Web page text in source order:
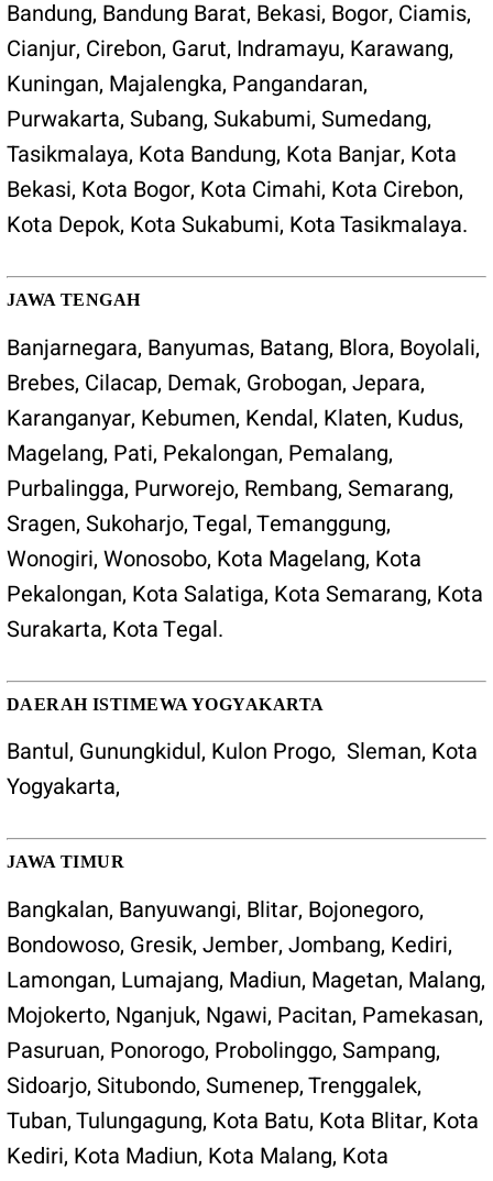
Bandung, Bandung Barat, Bekasi, Bogor, Ciamis,
Cianjur, Cirebon, Garut, Indramayu, Karawang,
Kuningan, Majalengka, Pangandaran,
Purwakarta, Subang, Sukabumi, Sumedang,
Tasikmalaya, Kota Bandung, Kota Banjar, Kota
Bekasi, Kota Bogor, Kota Cimahi, Kota Cirebon,
Kota Depok, Kota Sukabumi, Kota Tasikmalaya.
JAWA TENGAH
Banjarnegara, Banyumas, Batang, Blora, Boyolali,
Brebes, Cilacap, Demak, Grobogan, Jepara,
Karanganyar, Kebumen, Kendal, Klaten, Kudus,
Magelang, Pati, Pekalongan, Pemalang,
Purbalingga, Purworejo, Rembang, Semarang,
Sragen, Sukoharjo,Tegal,Temanggung,
Wonogiri, Wonosobo, Kota Magelang, Kota
Pekalongan, Kota Salatiga, Kota Semarang, Kota
Surakarta, Kota Tegal.
DAERAH ISTIMEWA YOGYAKARTA
Bantul, Gunungkidul, Kulon Progo, Sleman, Kota
Yogyakarta,
JAWA TIMUR
Bangkalan, Banyuwangi, Blitar, Bojonegoro,
Bondowoso, Gresik, Jember, Jombang, Kediri,
Lamongan, Lumajang, Madiun, Magetan, Malang,
Mojokerto, Nganjuk, Ngawi, Pacitan, Pamekasan,
Pasuruan, Ponorogo, Probolinggo, Sampang,
Sidoarjo, Situbondo, Sumenep, Trenggalek,
Tuban, Tulungagung, Kota Batu, Kota Blitar, Kota
Kediri, Kota Madiun, Kota Malang, Kota